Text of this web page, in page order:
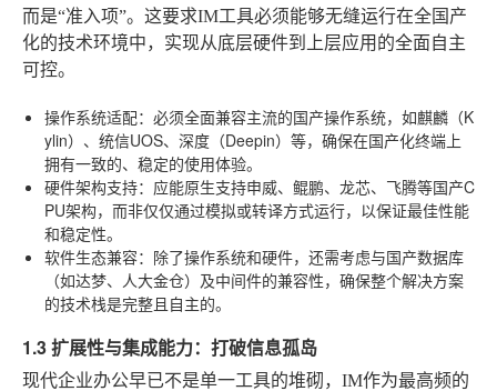
而是“准入项”。这要求IM工具必须能够无缝运行在全国产
化的技术环境中，实现从底层硬件到上层应用的全面自主
可控。
操作系统适配：必须全面兼容主流的国产操作系统，如麒麟（K
ylin）、统信UOS、深度（Deepin）等，确保在国产化终端上
拥有一致的、稳定的使用体验。
硬件架构支持：应能原生支持申威、鲲鹏、龙芯、飞腾等国产C
PU架构，而非仅仅通过模拟或转译方式运行，以保证最佳性能
和稳定性。
软件生态兼容：除了操作系统和硬件，还需考虑与国产数据库
（如达梦、人大金仓）及中间件的兼容性，确保整个解决方案
的技术栈是完整且自主的。
1.3 扩展性与集成能力：打破信息孤岛
现代企业办公早已不是单一工具的堆砌，IM作为最高频的